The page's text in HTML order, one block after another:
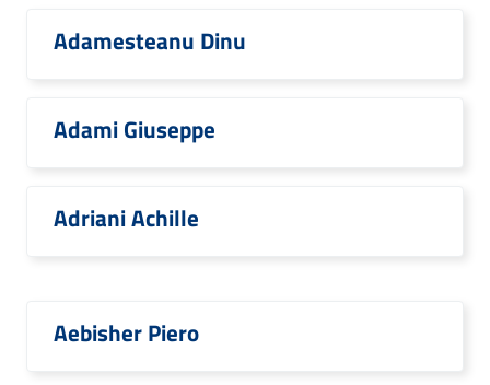
Adamesteanu Dinu
Adami Giuseppe
Adriani Achille
Aebisher Piero